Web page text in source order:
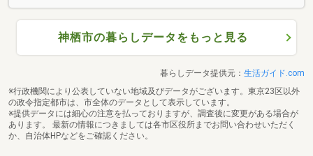
神栖市の暮らしデータをもっと見る
暮らしデータ提供元： 生活ガイド.com
※行政機関により公表していない地域及びデータがございます。東京23区以外
の政令指定都市は、市全体のデータとして表示しています。
※提供データには細心の注意を払っておりますが、調査後に変更がある場合が
あります。 最新の情報につきましては各市区役所までお問い合わせいただく
か、自治体HPなどをご確認ください。